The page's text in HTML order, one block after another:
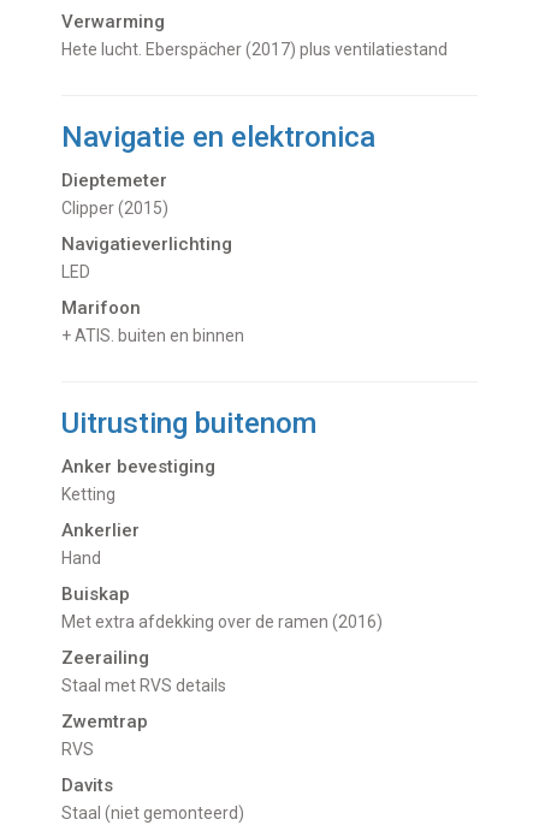
Verwarming
hete lucht. Eberspächer (2017) plus ventilatiestand
Navigatie en elektronica
Dieptemeter
Clipper (2015)
Navigatieverlichting
LED
Marifoon
+ ATIS. buiten en binnen
Uitrusting buitenom
Anker bevestiging
Ketting
Ankerlier
Hand
Buiskap
Met extra afdekking over de ramen (2016)
Zeerailing
Staal met RVS details
Zwemtrap
RVS
Davits
staal (niet gemonteerd)